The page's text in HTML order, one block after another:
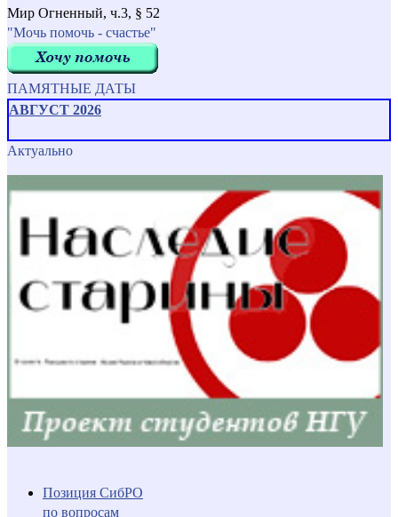
Мир Огненный, ч.3, § 52
"Мочь помочь - счастье"
ПАМЯТНЫЕ ДАТЫ
АВГУСТ 2026
Актуально
Позиция СибРО
по вопросам